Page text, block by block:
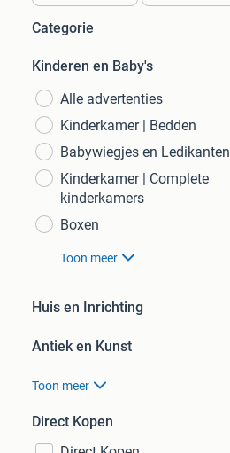
Categorie
Kinderen en Baby's
Alle advertenties
Kinderkamer | Bedden
Babywiegjes en Ledikanten
Kinderkamer | Complete
kinderkamers
Boxen
Toon meer
Huis en Inrichting
Antiek en Kunst
Toon meer
Direct Kopen